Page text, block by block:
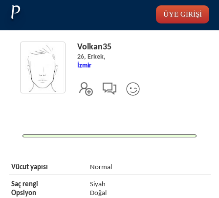
P ÜYE GİRİŞİ
Volkan35
26, Erkek,
İzmir
Vücut yapısı Normal
Saç rengi
Opsiyon
Siyah
Doğal